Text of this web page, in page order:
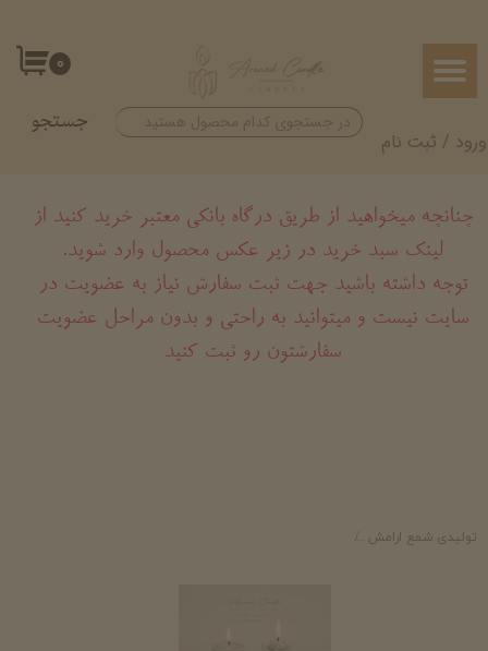
۰
ورود / ثبت نام
حساب کاربری من
تغییر گذر واژه
جستجو
تولیدی شمع ارامش
چنانچه میخواهید از طریق درگاه بانکی معتبر خرید کنید از
لینک سبد خرید در زیر عکس محصول وارد شوید.
​​​​​​​توجه داشته باشید جهت ثبت سفارش نیاز به عضویت در
سایت نیست و میتوانید به راحتی و بدون مراحل عضویت
سفارشتون رو ثبت کنید